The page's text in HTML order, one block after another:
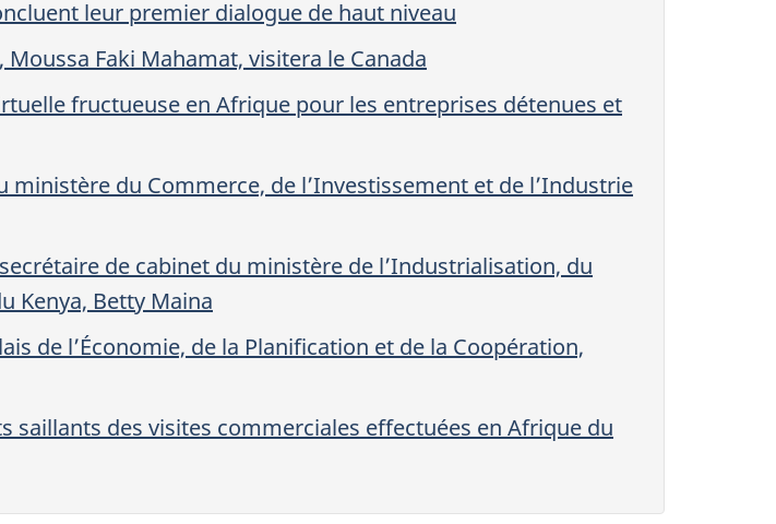
leur premier dialogue de haut niveau
Faki Mahamat, visitera le Canada
fructueuse en Afrique pour les entreprises détenues et
du Commerce, de l’Investissement et de l’Industrie
de cabinet du ministère de l’Industrialisation, du
Kenya, Betty Maina
de l’Économie, de la Planification et de la Coopération,
saillants des visites commerciales effectuées en Afrique du